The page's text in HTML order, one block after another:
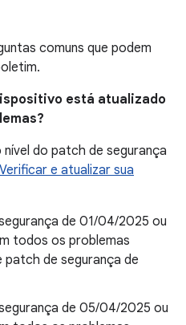
comuns que podem
está atualizado
do patch de segurança
Verificar e atualizar sua
de 01/04/2025 ou
todos os problemas
patch de segurança de
de 05/04/2025 ou